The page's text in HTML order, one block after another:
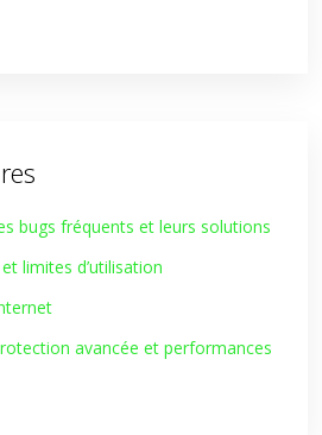
bugs fréquents et leurs solutions
limites d’utilisation
avancée et performances